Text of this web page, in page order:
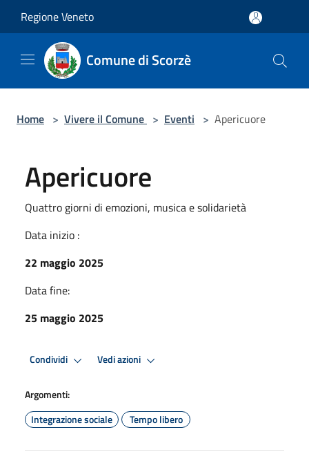
Regione Veneto
Comune di Scorzè
Home > Vivere il Comune > Eventi > Apericuore
Apericuore
Quattro giorni di emozioni, musica e solidarietà
Data inizio :
22 maggio 2025
Data fine:
25 maggio 2025
Condividi Vedi azioni
Argomenti:
Integrazione sociale
Tempo libero